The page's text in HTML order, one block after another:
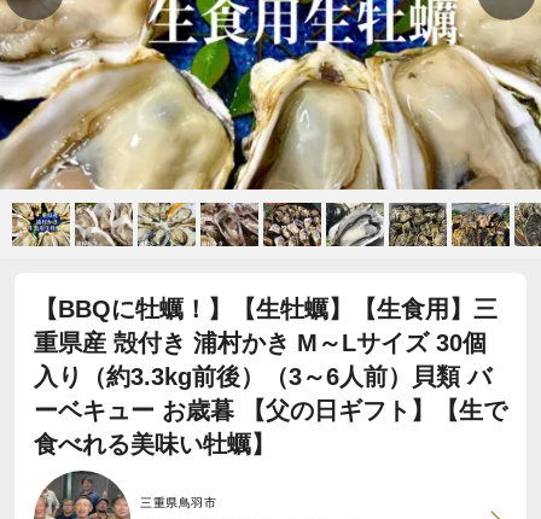
【BBQに牡蠣！】【生牡蠣】【生食用】三
重県産 殻付き 浦村かき M～Lサイズ 30個
入り（約3.3kg前後）（3～6人前）貝類 バ
ーベキュー お歳暮 【父の日ギフト】【生で
食べれる美味い牡蠣】
三重県鳥羽市